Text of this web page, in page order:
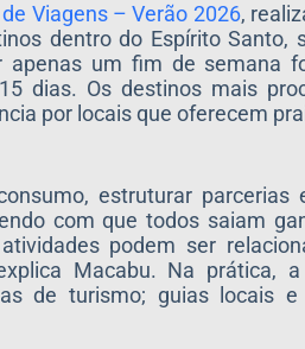
Viagens – Verão 2026,
dentro do Espírito
apenas um fim de semana
dias. Os destinos mais
por locais que oferecem
estruturar
com que todos saiam
podem ser
Macabu. Na prática,
de turismo; guias locais